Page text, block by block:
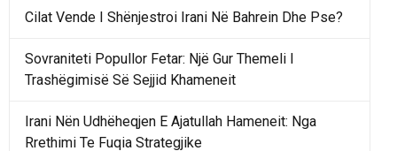
Cilat Vende I Shënjestroi Irani Në Bahrein Dhe Pse?
Sovraniteti Popullor Fetar: Një Gur Themeli I
Trashëgimisë Së Sejjid Khameneit
Irani Nën Udhëheqjen E Ajatullah Hameneit: Nga
Rrethimi Te Fuqia Strategjike